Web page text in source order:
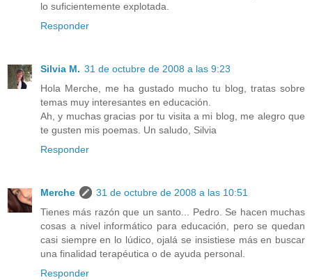
lo suficientemente explotada.
Responder
Silvia M. 31 de octubre de 2008 a las 9:23
Hola Merche, me ha gustado mucho tu blog, tratas sobre
temas muy interesantes en educación.
Ah, y muchas gracias por tu visita a mi blog, me alegro que
te gusten mis poemas. Un saludo, Silvia
Responder
Merche
31 de octubre de 2008 a las 10:51
Tienes más razón que un santo... Pedro. Se hacen muchas
cosas a nivel informático para educación, pero se quedan
casi siempre en lo lúdico, ojalá se insistiese más en buscar
una finalidad terapéutica o de ayuda personal.
Responder